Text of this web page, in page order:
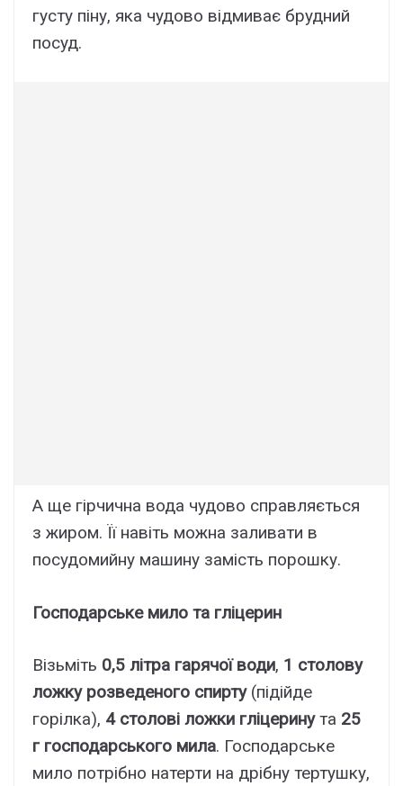
густу піну, яка чудово відмиває брудний
посуд.
А ще гірчична вода чудово справляється
з жиром. Її навіть можна заливати в
посудомийну машину замість порошку.
Господарське мило та гліцерин
Візьміть 0,5 літра гарячої води, 1 столову
ложку розведеного спирту(підійде
горілка), 4 столові ложки гліцеринута 25
г господарського мила. Господарське
мило потрібно натерти на дрібну тертушку,